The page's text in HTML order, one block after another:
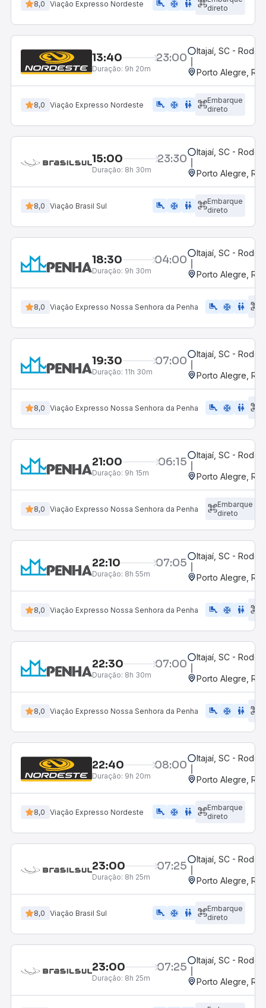
8,0 Viação Expresso Nordeste airline_seat_legroom_extra ac_unit WC
direto
13:40 23:00
Duração: 9h 20m
Itajaí, SC -
Porto Alegre, RS
8,0 Viação Expresso Nordeste airline_seat_legroom_extra ac_unit WC
Embarque
direto
15:00 23:30
Duração: 8h 30m
Itajaí, SC -
Porto Alegre, RS
8,0 Viação Brasil Sul airline_seat_legroom_extra ac_unit wc
Embarque
direto
18:30 04:00
Duração: 9h 30m
Itajaí, SC -
Porto Alegre, RS
8,0 Viação Expresso Nossa Senhora da Penha airline_seat_legroom_extra ac_unit WC
19:30 07:00
Duração: 11h 30m
Itajaí, SC -
Porto Alegre, RS
8,0 Viação Expresso Nossa Senhora da Penha airline_seat_legroom_extra ac_unit WC
21:00 06:15
Duração: 9h 15m
Itajaí, SC -
Porto Alegre, RS
8,0 Viação Expresso Nossa Senhora da Penha
Embarque
direto
22:10 07:05
Duração: 8h 55m
Itajaí, SC -
Porto Alegre, RS
8,0 Viação Expresso Nossa Senhora da Penha airline_seat_legroom_extra ac_unit WC
22:30 07:00
Duração: 8h 30m
Itajaí, SC -
Porto Alegre, RS
8,0 Viação Expresso Nossa Senhora da Penha airline_seat_legroom_extra ac_unit WC
22:40 08:00
Duração: 9h 20m
Itajaí, SC -
Porto Alegre, RS
8,0 Viação Expresso Nordeste airline_seat_legroom_extra ac_unit WC
Embarque
direto
23:00 07:25
Duração: 8h 25m
Itajaí, SC -
Porto Alegre, RS
8,0 Viação Brasil Sul airline_seat_legroom_extra ac_unit wc
Embarque
direto
23:00 07:25
Duração: 8h 25m
Itajaí, SC -
Porto Alegre, RS